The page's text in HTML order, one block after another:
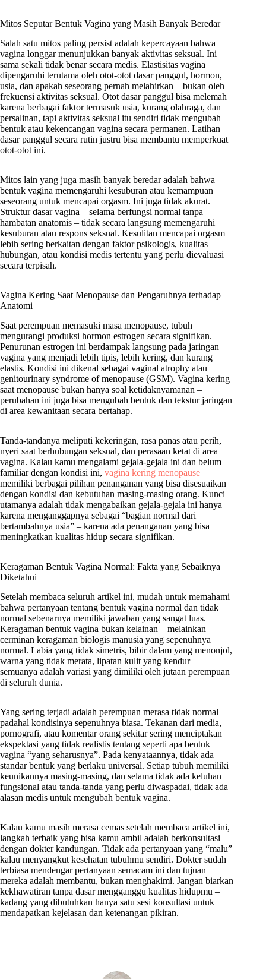
Mitos Seputar Bentuk Vagina yang Masih Banyak Beredar
Salah satu mitos paling persist adalah kepercayaan bahwa
vagina longgar menunjukkan banyak aktivitas seksual. Ini
sama sekali tidak benar secara medis. Elastisitas vagina
dipengaruhi terutama oleh otot-otot dasar panggul, hormon,
usia, dan apakah seseorang pernah melahirkan – bukan oleh
frekuensi aktivitas seksual. Otot dasar panggul bisa melemah
karena berbagai faktor termasuk usia, kurang olahraga, dan
persalinan, tapi aktivitas seksual itu sendiri tidak mengubah
bentuk atau kekencangan vagina secara permanen. Latihan
dasar panggul secara rutin justru bisa membantu memperkuat
otot-otot ini.
Mitos lain yang juga masih banyak beredar adalah bahwa
bentuk vagina memengaruhi kesuburan atau kemampuan
seseorang untuk mencapai orgasm. Ini juga tidak akurat.
Struktur dasar vagina – selama berfungsi normal tanpa
hambatan anatomis – tidak secara langsung memengaruhi
kesuburan atau respons seksual. Kesulitan mencapai orgasm
lebih sering berkaitan dengan faktor psikologis, kualitas
hubungan, atau kondisi medis tertentu yang perlu dievaluasi
secara terpisah.
Vagina Kering Saat Menopause dan Pengaruhnya terhadap
Anatomi
Saat perempuan memasuki masa menopause, tubuh
mengurangi produksi hormon estrogen secara signifikan.
Penurunan estrogen ini berdampak langsung pada jaringan
vagina yang menjadi lebih tipis, lebih kering, dan kurang
elastis. Kondisi ini dikenal sebagai vaginal atrophy atau
genitourinary syndrome of menopause (GSM). Vagina kering
saat menopause bukan hanya soal ketidaknyamanan –
perubahan ini juga bisa mengubah bentuk dan tekstur jaringan
di area kewanitaan secara bertahap.
Tanda-tandanya meliputi kekeringan, rasa panas atau perih,
nyeri saat berhubungan seksual, dan perasaan ketat di area
vagina. Kalau kamu mengalami gejala-gejala ini dan belum
familiar dengan kondisi ini, vagina kering menopause
memiliki berbagai pilihan penanganan yang bisa disesuaikan
dengan kondisi dan kebutuhan masing-masing orang. Kunci
utamanya adalah tidak mengabaikan gejala-gejala ini hanya
karena menganggapnya sebagai “bagian normal dari
bertambahnya usia” – karena ada penanganan yang bisa
meningkatkan kualitas hidup secara signifikan.
Keragaman Bentuk Vagina Normal: Fakta yang Sebaiknya
Diketahui
Setelah membaca seluruh artikel ini, mudah untuk memahami
bahwa pertanyaan tentang bentuk vagina normal dan tidak
normal sebenarnya memiliki jawaban yang sangat luas.
Keragaman bentuk vagina bukan kelainan – melainkan
cerminan keragaman biologis manusia yang sepenuhnya
normal. Labia yang tidak simetris, bibir dalam yang menonjol,
warna yang tidak merata, lipatan kulit yang kendur –
semuanya adalah variasi yang dimiliki oleh jutaan perempuan
di seluruh dunia.
Yang sering terjadi adalah perempuan merasa tidak normal
padahal kondisinya sepenuhnya biasa. Tekanan dari media,
pornografi, atau komentar orang sekitar sering menciptakan
ekspektasi yang tidak realistis tentang seperti apa bentuk
vagina “yang seharusnya”. Pada kenyataannya, tidak ada
standar bentuk yang berlaku universal. Setiap tubuh memiliki
keunikannya masing-masing, dan selama tidak ada keluhan
fungsional atau tanda-tanda yang perlu diwaspadai, tidak ada
alasan medis untuk mengubah bentuk vagina.
Kalau kamu masih merasa cemas setelah membaca artikel ini,
langkah terbaik yang bisa kamu ambil adalah berkonsultasi
dengan dokter kandungan. Tidak ada pertanyaan yang “malu”
kalau menyangkut kesehatan tubuhmu sendiri. Dokter sudah
terbiasa mendengar pertanyaan semacam ini dan tujuan
mereka adalah membantu, bukan menghakimi. Jangan biarkan
kekhawatiran tanpa dasar mengganggu kualitas hidupmu –
kadang yang dibutuhkan hanya satu sesi konsultasi untuk
mendapatkan kejelasan dan ketenangan pikiran.